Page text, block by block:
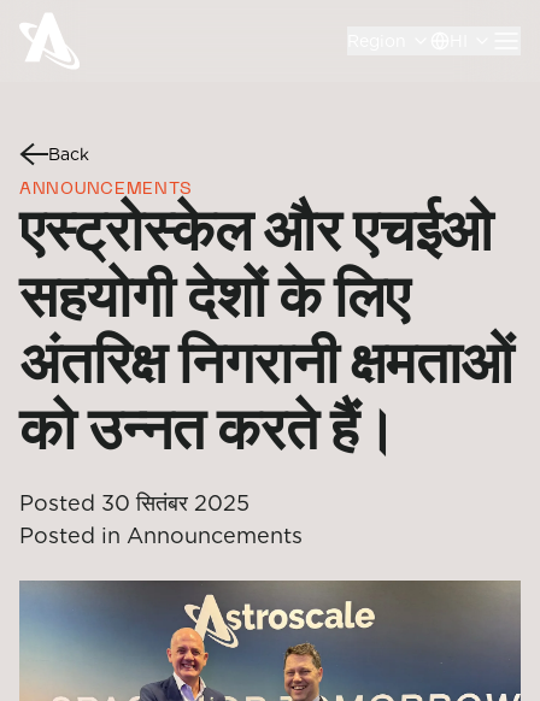
Back
ANNOUNCEMENTS
एस्ट्रोस्केल और एचईओ
सहयोगी देशों के लिए
अंतरिक्ष निगरानी क्षमताओं
को उन्नत करते हैं।
Posted 30 सितंबर 2025
Posted in Announcements